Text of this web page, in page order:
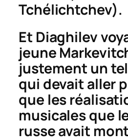
Tchélichtchev).
Et Diaghilev
jeune
justement un
qui devait aller
que les
musicales que
russe avait